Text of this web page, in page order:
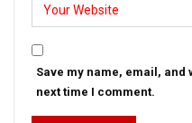
Save my name, email,
next time I comment.